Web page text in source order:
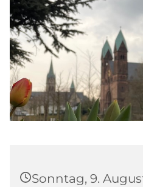
Sonntag, 9.